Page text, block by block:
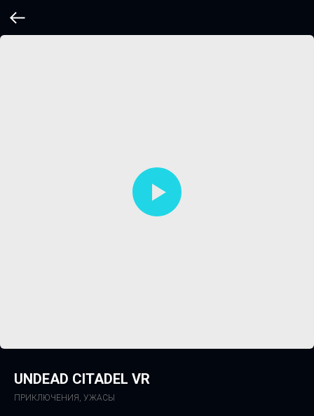
UNDEAD CITADEL VR
ПРИКЛЮЧЕНИЯ, УЖАСЫ